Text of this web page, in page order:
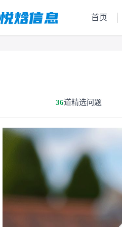
首页
36道精选问题